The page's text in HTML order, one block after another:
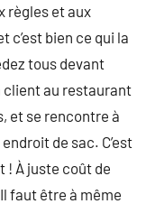
règles et aux
bien ce qui la
tous devant
client au restaurant
et se rencontre à
de sac. C’est
! À juste coût de
faut être à même